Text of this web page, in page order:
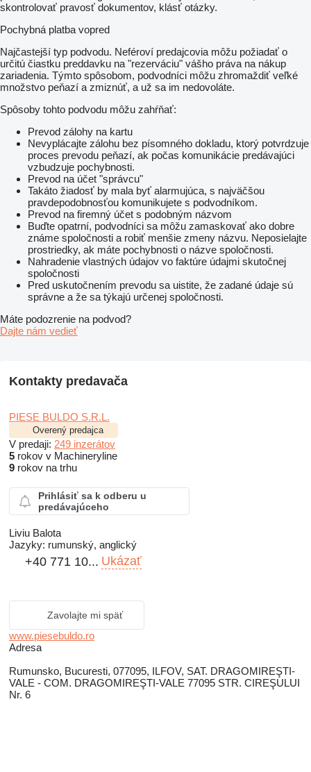
skontrolovať pravosť dokumentov, klásť otázky.
Pochybná platba vopred
Najčastejší typ podvodu. Neféroví predajcovia môžu požiadať o
určitú čiastku preddavku na "rezerváciu" vášho práva na nákup
zariadenia. Týmto spôsobom, podvodníci môžu zhromaždiť veľké
množstvo peňazí a zmiznúť, a už sa im nedovoláte.
Spôsoby tohto podvodu môžu zahŕňať:
Prevod zálohy na kartu
Nevyplácajte zálohu bez písomného dokladu, ktorý potvrdzuje
proces prevodu peňazí, ak počas komunikácie predávajúci
vzbudzuje pochybnosti.
Prevod na účet "správcu"
Takáto žiadosť by mala byť alarmujúca, s najväčšou
pravdepodobnosťou komunikujete s podvodníkom.
Prevod na firemný účet s podobným názvom
Buďte opatrní, podvodníci sa môžu zamaskovať ako dobre
známe spoločnosti a robiť menšie zmeny názvu. Neposielajte
prostriedky, ak máte pochybnosti o názve spoločnosti.
Nahradenie vlastných údajov vo faktúre údajmi skutočnej
spoločnosti
Pred uskutočnením prevodu sa uistite, že zadané údaje sú
správne a že sa týkajú určenej spoločnosti.
Máte podozrenie na podvod?
Dajte nám vedieť
Kontakty predavača
PIESE BULDO S.R.L.
Overený predajca
V predaji: 249 inzerátov
5 rokov v Machineryline
9 rokov na trhu
Prihlásiť sa k odberu u
predávajúceho
Liviu Balota
Jazyky: rumunský, anglický
+40 771 10... Ukázať
Zavolajte mi späť
www.piesebuldo.ro
Adresa
Rumunsko, Bucuresti, 077095, ILFOV, SAT. DRAGOMIREŞTI-
VALE - COM. DRAGOMIREŞTI-VALE 77095 STR. CIREŞULUI
Nr. 6